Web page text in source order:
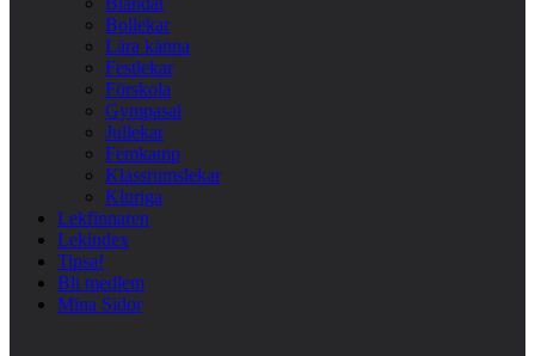
Bollekar
Lära känna
Festlekar
Förskola
Gympasal
Jullekar
Femkamp
Klassrumslekar
Kluriga
Lekfinnaren
Lekindex
Tipsa!
Bli medlem
Mina Sidor